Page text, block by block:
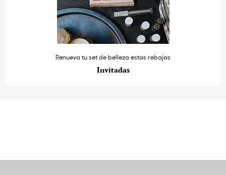
Renueva tu set de belleza estas rebajas
Invitadas